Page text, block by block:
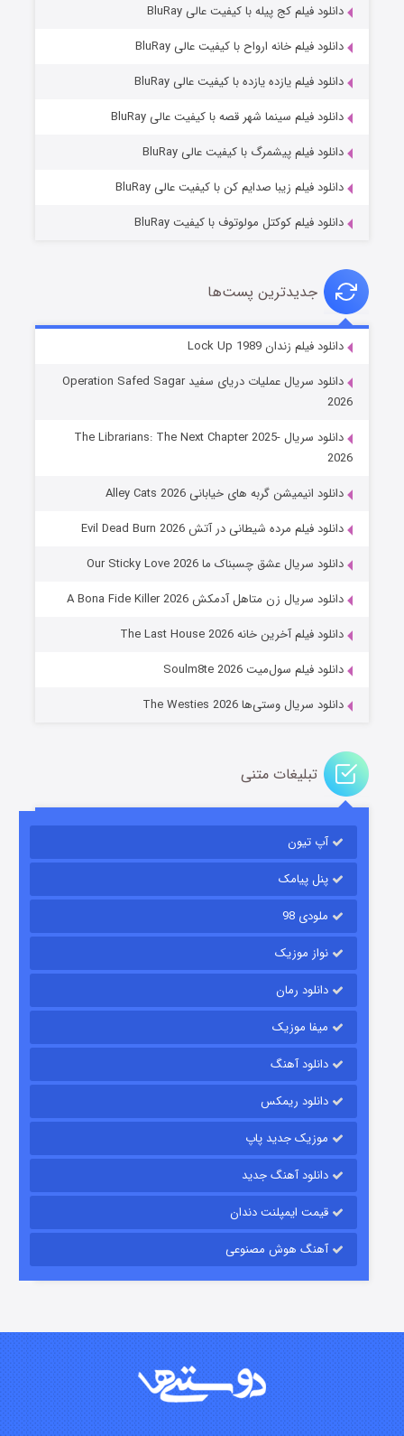
شوهر
عملیات آپارتمان
قسمت۲ (زیرنویس) منتشر شد
مردگان متحرک: شهر مرده ۳
قسمت
شوگر فصل ۲
دانلود فیلم کج‌ پیله با کیفیت عالی BluRay
دانلود فیلم خانه ارواح با کیفیت عالی BluRay
دانلود فیلم یازده یازده با کیفیت عالی BluRay
دانلود فیلم سینما شهر قصه با کیفیت عالی BluRay
دانلود فیلم پیشمرگ با کیفیت عالی BluRay
دانلود فیلم زیبا صدایم کن با کیفیت عالی BluRay
دانلود فیلم کوکتل مولوتوف با کیفیت BluRay
جدیدترین پست‌ها
دانلود فیلم زندان Lock Up 1989
دانلود سریال عملیات دریای سفید Operation Safed Sagar
2026
دانلود سریال The Librarians: The Next Chapter 2025-
2026
دانلود انیمیشن گربه های خیابانی Alley Cats 2026
دانلود فیلم مرده شیطانی در آتش Evil Dead Burn 2026
دانلود سریال عشق چسبناک ما Our Sticky Love 2026
دانلود سریال زن متاهل آدمکش A Bona Fide Killer 2026
دانلود فیلم آخرین خانه The Last House 2026
دانلود فیلم سول‌میت Soulm8te 2026
دانلود سریال وستی‌ها The Westies 2026
تبلیغات متنی
آپ تیون
پنل پیامک
ملودی 98
نواز موزیک
دانلود رمان
میفا موزیک
دانلود آهنگ
دانلود ریمکس
موزیک جدید پاپ
دانلود آهنگ جدید
قیمت ایمپلنت دندان
آهنگ هوش مصنوعی